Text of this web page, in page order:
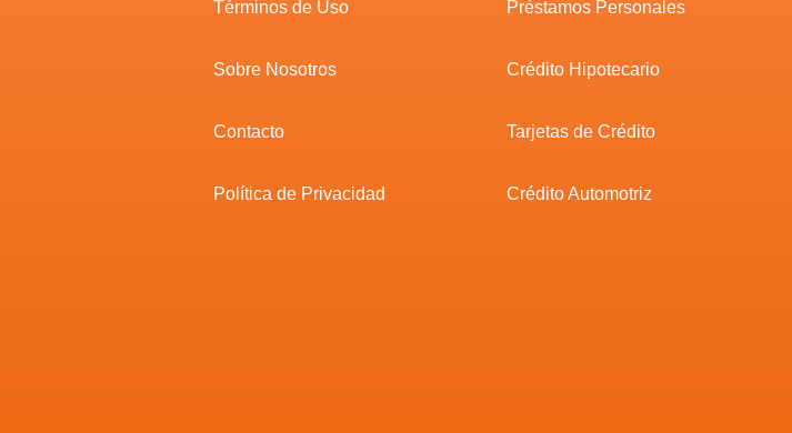
Términos de Uso
Sobre Nosotros
Contacto
Política de Privacidad
Préstamos Personales
Crédito Hipotecario
Tarjetas de Crédito
Crédito Automotriz